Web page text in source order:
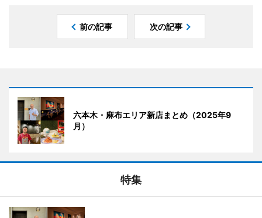
前の記事 次の記事
六本木・麻布エリア新店まとめ（2025年9
月）
特集